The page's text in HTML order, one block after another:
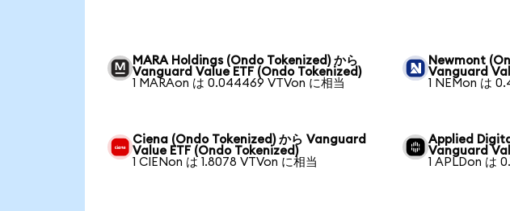
MARA Holdings (Ondo Tokenized) から
Vanguard Value ETF (Ondo Tokenized)
1 MARAon は 0.044469 VTVon に相当
Newmont
Vanguard
1 NEMon は
Ciena (Ondo Tokenized) から Vanguard
Value ETF (Ondo Tokenized)
1 CIENon は 1.8078 VTVon に相当
Applied
Vanguard
1 APLDon は